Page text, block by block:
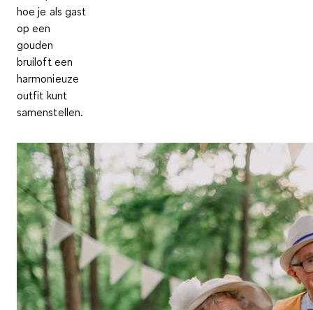
hoe je als gast
op een
gouden
bruiloft een
harmonieuze
outfit kunt
samenstellen.